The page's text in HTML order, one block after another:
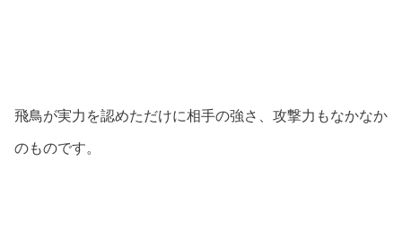
飛鳥が実力を認めただけに相手の強さ、攻撃力もなかなか
のものです。